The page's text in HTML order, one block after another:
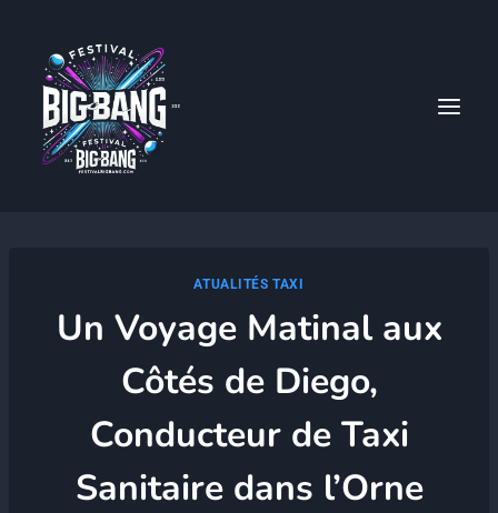
contenu
ATUALITÉS TAXI
Un Voyage Matinal aux
Côtés de Diego,
Conducteur de Taxi
Sanitaire dans l’Orne